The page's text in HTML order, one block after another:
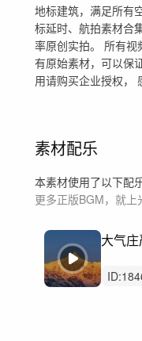
地标建筑，满足所有
标延时、航拍素材合
率原创实拍。 所有
有原始素材，可以保
用请购买企业授权，
素材配乐
本素材使用了以下配
更多正版BGM，就上
大气
ID: